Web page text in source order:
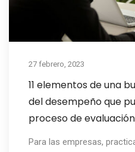
27 febrero, 2023
11 elementos de una
del desempeño que
proceso de evaluación
Para las empresas,